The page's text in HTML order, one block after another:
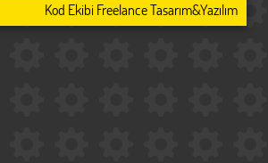
Kod Ekibi Freelance Tasarım&Yazılım